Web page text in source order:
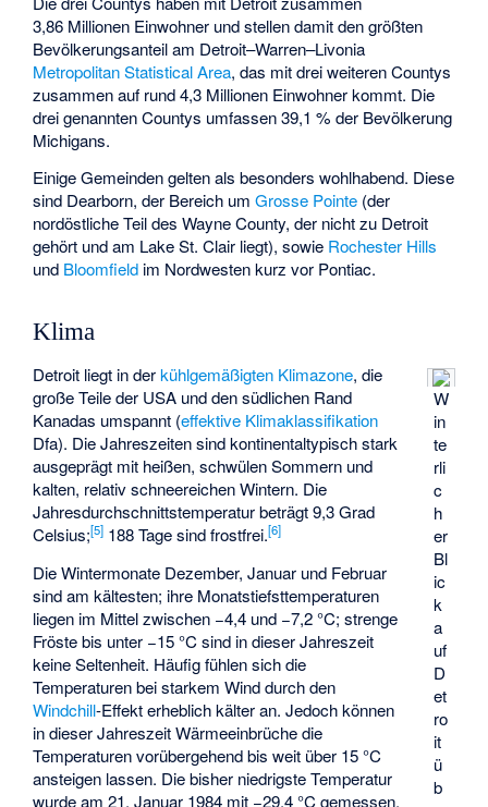
3,86 Millionen Einwohner und stellen damit den größten
Bevölkerungsanteil am Detroit–Warren–Livonia
Metropolitan Statistical Area, das mit drei weiteren Countys
zusammen auf rund 4,3 Millionen Einwohner kommt. Die
drei genannten Countys umfassen 39,1 % der Bevölkerung
Michigans.
Einige Gemeinden gelten als besonders wohlhabend. Diese
sind Dearborn, der Bereich umGrosse Pointe (der
nordöstliche Teil des Wayne County, der nicht zu Detroit
gehört und am Lake St. Clair liegt), sowie Rochester Hills
und Bloomfield im Nordwesten kurz vor Pontiac.
Klima
W
in
te
rli
c
h
er
Bl
ic
k
a
uf
D
et
ro
it
ü
b
Detroit liegt in derkühlgemäßigten Klimazone, die
große Teile der USA und den südlichen Rand
Kanadas umspannt (effektive Klimaklassifikation
Dfa). Die Jahreszeiten sind kontinentaltypisch stark
ausgeprägt mit heißen, schwülen Sommern und
kalten, relativ schneereichen Wintern. Die
Jahresdurchschnittstemperatur beträgt 9,3 Grad
Celsius;[5] 188 Tage sind frostfrei.[6]
Die Wintermonate Dezember, Januar und Februar
sind am kältesten; ihre Monatstiefsttemperaturen
liegen im Mittel zwischen −4,4 und −7,2 °C; strenge
Fröste bis unter −15 °C sind in dieser Jahreszeit
keine Seltenheit. Häufig fühlen sich die
Temperaturen bei starkem Wind durch den
Windchill-Effekt erheblich kälter an. Jedoch können
in dieser Jahreszeit Wärmeeinbrüche die
Temperaturen vorübergehend bis weit über 15 °C
ansteigen lassen. Die bisher niedrigste Temperatur
wurde am 21. Januar 1984 mit −29,4 °C gemessen.